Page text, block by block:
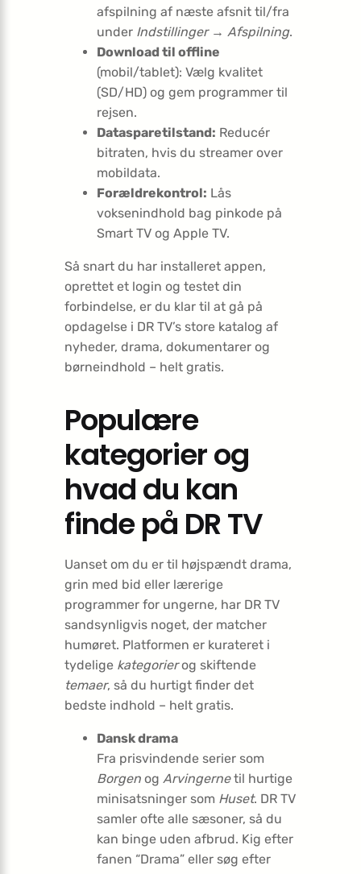
afspilning af næste afsnit til/fra
under Indstillinger → Afspilning.
Download til offline
(mobil/tablet): Vælg kvalitet
(SD/HD) og gem programmer til
rejsen.
Datasparetilstand: Reducér
bitraten, hvis du streamer over
mobildata.
Forældrekontrol: Lås
voksenindhold bag pinkode på
Smart TV og Apple TV.
Så snart du har installeret appen,
oprettet et login og testet din
forbindelse, er du klar til at gå på
opdagelse i DR TV’s store katalog af
nyheder, drama, dokumentarer og
børneindhold – helt gratis.
Populære
kategorier og
hvad du kan
finde på DR TV
Uanset om du er til højspændt drama,
grin med bid eller lærerige
programmer for ungerne, har DR TV
sandsynligvis noget, der matcher
humøret. Platformen er kurateret i
tydelige kategorierog skiftende
temaer, så du hurtigt finder det
bedste indhold – helt gratis.
Dansk drama
Fra prisvindende serier som
Borgen og Arvingernetil hurtige
minisatsninger som Huset. DR TV
samler ofte alle sæsoner, så du
kan binge uden afbrud. Kig efter
fanen “Drama” eller søg efter